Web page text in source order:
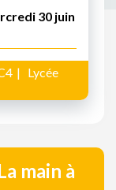
30 juin
Lycée
main à